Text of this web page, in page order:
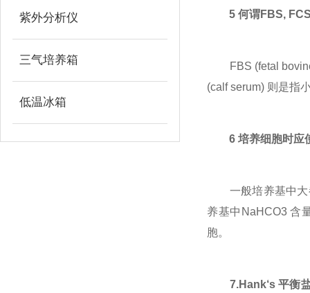
紫外分析仪
三气培养箱
低温冰箱
5 何谓FBS,
FBS (fetal bovine
(calf serum) 则是指
6 培养细胞时应
一般培养基中大都
养基中NaHCO3 含
胞。
7.Hank‘s 平衡